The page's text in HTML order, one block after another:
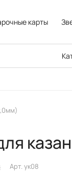
карты
Арт. ук08